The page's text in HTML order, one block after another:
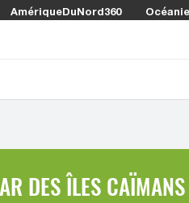
AmériqueDuNord360
DES ÎLES